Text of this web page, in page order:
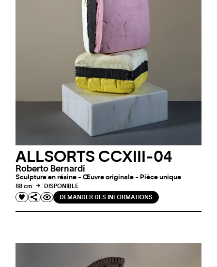
ALLSORTS CCXIII-04
Roberto Bernardi
Sculpture en résine - Œuvre originale - Pièce unique
88 cm
DISPONIBLE
DEMANDER DES INFORMATIONS